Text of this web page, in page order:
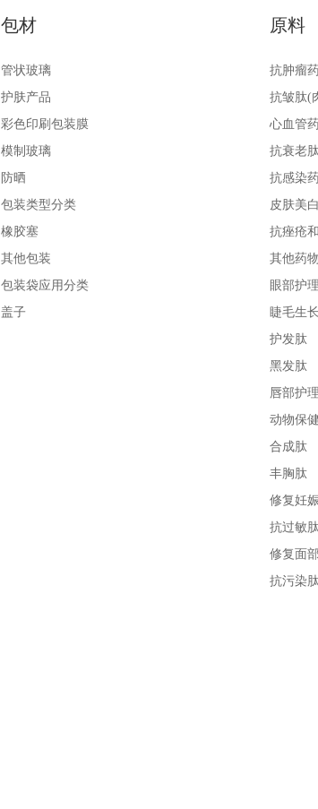
包材
管状玻璃
护肤产品
彩色印刷包装膜
模制玻璃
防晒
包装类型分类
橡胶塞
其他包装
包装袋应用分类
盖子
原料
抗肿瘤
抗皱肽(
心血管药
抗衰老
抗感染药
皮肤美
抗痤疮
其他药物
眼部护
睫毛生
护发肽
黑发肽
唇部护
动物保
合成肽
丰胸肽
修复妊
抗过敏
修复面
抗污染